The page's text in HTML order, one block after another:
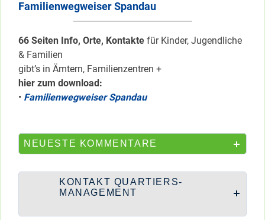
Familienwegweiser Spandau
66 Seiten Info, Orte, Kontakte für Kinder, Jugendliche
& Familien
gibt’s in Ämtern, Familienzentren +
hier zum download:
• Familienwegweiser Spandau
NEUESTE KOMMENTARE
KONTAKT QUARTIERS-
MANAGEMENT